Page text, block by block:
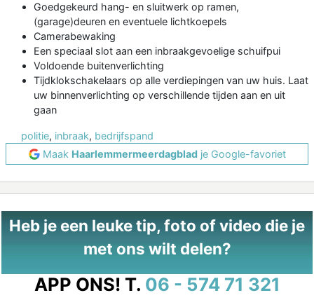
Goedgekeurd hang- en sluitwerk op ramen,
(garage)deuren en eventuele lichtkoepels
Camerabewaking
Een speciaal slot aan een inbraakgevoelige schuifpui
Voldoende buitenverlichting
Tijdklokschakelaars op alle verdiepingen van uw huis. Laat
uw binnenverlichting op verschillende tijden aan en uit
gaan
politie, inbraak, bedrijfspand
Maak Haarlemmermeerdagbladje Google-favoriet
Heb je een leuke tip, foto of video die je
met ons wilt delen?
APP ONS! T. 06 - 574 71 321